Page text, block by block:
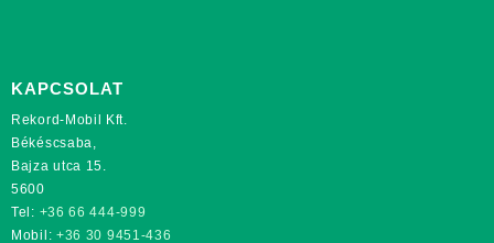
KAPCSOLAT
Rekord-Mobil Kft.
Békéscsaba,
Bajza utca 15.
5600
Tel: +36 66 444-999
Mobil: +36 30 9451-436